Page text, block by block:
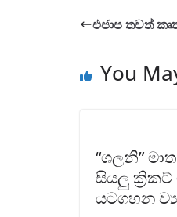
එජාප තවත්
You
“ශලනි”
සියලු
යටගහන